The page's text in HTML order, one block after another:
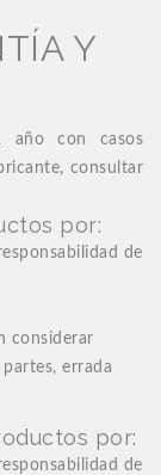
Y
año con casos
consultar
por:
de
considerar
errada
por:
de